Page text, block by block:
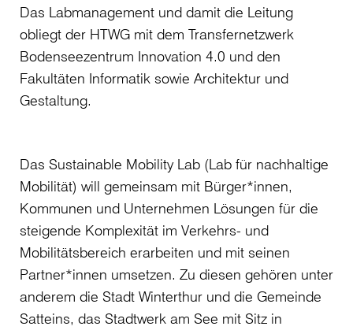
Das Labmanagement und damit die Leitung
obliegt der HTWG mit dem Transfernetzwerk
Bodenseezentrum Innovation 4.0 und den
Fakultäten Informatik sowie Architektur und
Gestaltung.
Das Sustainable Mobility Lab (Lab für nachhaltige
Mobilität) will gemeinsam mit Bürger*innen,
Kommunen und Unternehmen Lösungen für die
steigende Komplexität im Verkehrs- und
Mobilitätsbereich erarbeiten und mit seinen
Partner*innen umsetzen. Zu diesen gehören unter
anderem die Stadt Winterthur und die Gemeinde
Satteins, das Stadtwerk am See mit Sitz in